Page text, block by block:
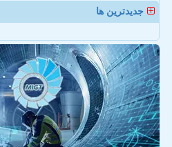
جدیدترین ها